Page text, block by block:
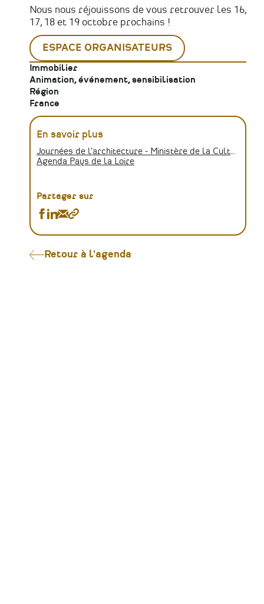
Nous nous réjouissons de vous retrouver les 16,
17, 18 et 19 octobre prochains !
ESPACE ORGANISATEURS
Immobilier
Animation, événement, sensibilisation
Région
France
En savoir plus
Journées de l'architecture - Ministère de la Culture
Agenda Pays de la Loire
Partager sur
Partager
des
Partager
des
Partager
des
Retour à l'agenda